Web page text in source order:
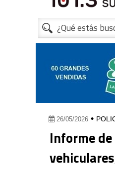
26/05/2026 •
Informe